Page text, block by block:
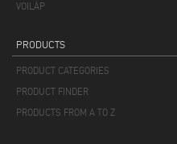
VOILÀP
PRODUCTS
PRODUCT CATEGORIES
PRODUCT FINDER
PRODUCTS FROM A TO Z